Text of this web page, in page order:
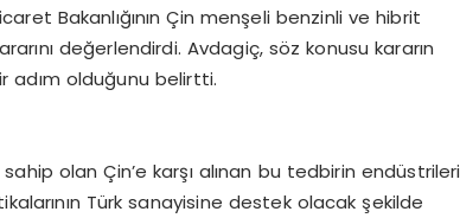
Bakanlığının Çin menşeli benzinli ve hibrit
değerlendirdi. Avdagiç, söz konusu kararın
adım olduğunu belirtti.
olan Çin’e karşı alınan bu tedbirin endüstrileri
Türk sanayisine destek olacak şekilde